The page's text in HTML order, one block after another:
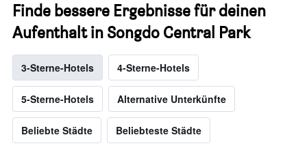
Finde bessere Ergebnisse für deinen
Aufenthalt in Songdo Central Park
3-Sterne-Hotels 4-Sterne-Hotels
5-Sterne-Hotels Alternative Unterkünfte
Beliebte Städte Beliebteste Städte